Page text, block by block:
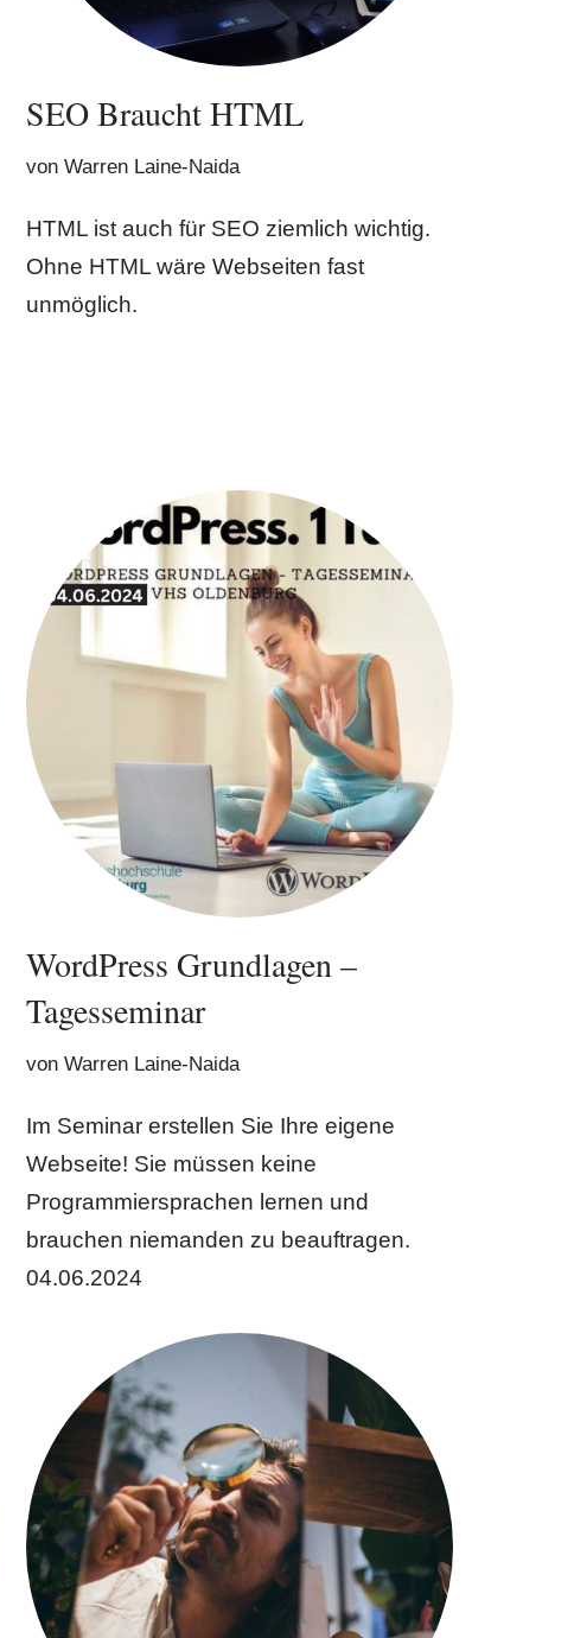
SEO Braucht HTML
von Warren Laine-Naida
HTML ist auch für SEO ziemlich wichtig.
Ohne HTML wäre Webseiten fast
unmöglich.
WordPress Grundlagen –
Tagesseminar
von Warren Laine-Naida
Im Seminar erstellen Sie Ihre eigene
Webseite! Sie müssen keine
Programmiersprachen lernen und
brauchen niemanden zu beauftragen.
04.06.2024